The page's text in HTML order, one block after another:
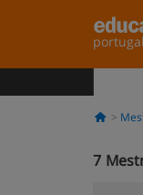
portugal
7